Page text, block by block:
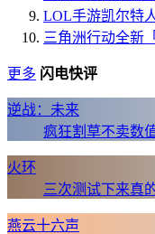
LOL手游凯尔特
三角洲行动全新
更多 闪电快评
逆战：未来
疯狂割草不卖数
火环
三次测试下来真
燕云十六声